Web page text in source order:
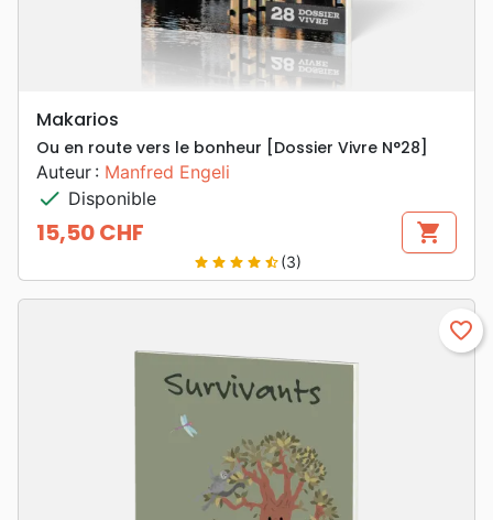
Makarios
Ou en route vers le bonheur [Dossier Vivre N°28]
Auteur : Manfred Engeli
check Disponible
Prix
15,50 CHF shopping_cart
star star star star star_half(3)
favorite_border